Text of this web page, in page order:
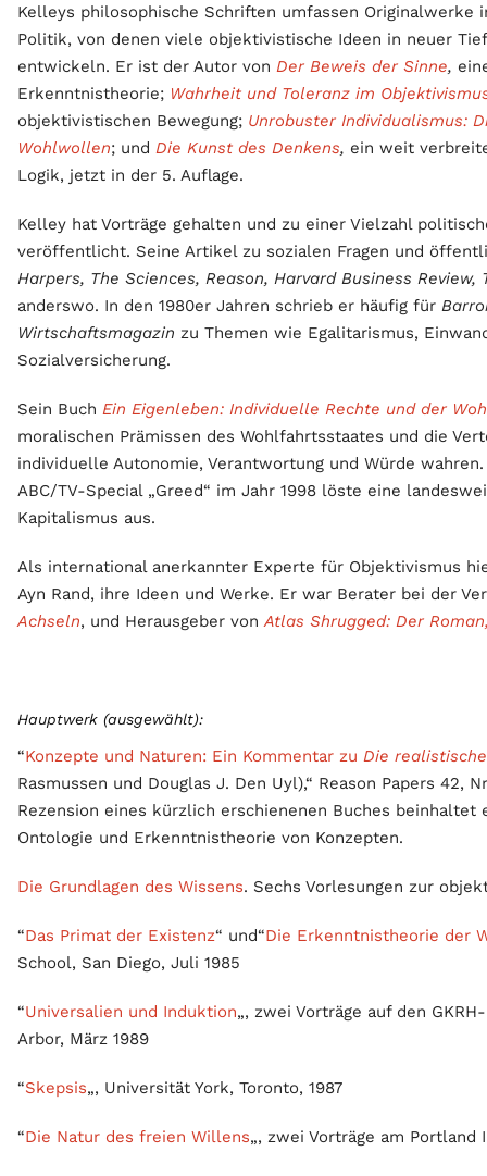
Kelleys philosophische Schriften umfassen Originalwerke
Politik, von denen viele objektivistische Ideen in neuer
entwickeln. Er ist der Autor von Der Beweis der Sinne,
Erkenntnistheorie; Wahrheit und Toleranz im
objektivistischen Bewegung; Unrobuster Individualismus:
Wohlwollen; und Die Kunst des Denkens, ein weit
Logik, jetzt in der 5. Auflage.
Kelley hat Vorträge gehalten und zu einer Vielzahl
veröffentlicht. Seine Artikel zu sozialen Fragen und
Harpers, The Sciences, Reason, Harvard Business Review,
anderswo. In den 1980er Jahren schrieb er häufig für
Wirtschaftsmagazin zu Themen wie Egalitarismus,
Sozialversicherung.
Sein Buch Ein Eigenleben: Individuelle Rechte und der
moralischen Prämissen des Wohlfahrtsstaates und die
individuelle Autonomie, Verantwortung und Würde
ABC/TV-Special „Greed“ im Jahr 1998 löste eine
Kapitalismus aus.
Als international anerkannter Experte für Objektivismus
Ayn Rand, ihre Ideen und Werke. Er war Berater bei der
Achseln, und Herausgeber vonAtlas Shrugged: Der
Hauptwerk (ausgewählt):
“Konzepte und Naturen: Ein Kommentar zu Die
Rasmussen und Douglas J. Den Uyl),“ Reason Papers 42,
Rezension eines kürzlich erschienenen Buches
Ontologie und Erkenntnistheorie von Konzepten.
Die Grundlagen des Wissens. Sechs Vorlesungen zur
“Das Primat der Existenz“ und“Die Erkenntnistheorie der
School, San Diego, Juli 1985
“Universalien und Induktion„, zwei Vorträge auf den
Arbor, März 1989
“Skepsis„, Universität York, Toronto, 1987
“Die Natur des freien Willens„, zwei Vorträge am Portland